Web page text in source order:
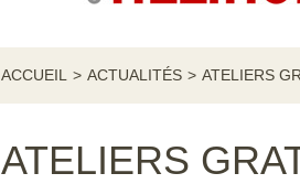
ACCUEIL > ACTUALITÉS > ATELIERS
ATELIERS